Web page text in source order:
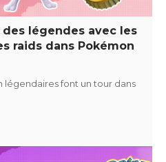
légendes avec les
raids dans Pokémon
légendaires font un tour dans